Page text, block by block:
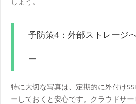
しょう。
予防策4：外部ストレージ
ー
特に大切な写真は、定期的に外付け
ーしておくと安心です。クラウドサ